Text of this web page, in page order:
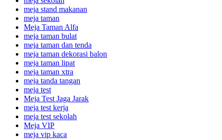
meja stand makanan
meja taman
Meja Taman Alfa
meja taman bulat
meja taman dan tenda
meja taman dekorasi balon
meja taman lipat
meja taman xtra
meja tanda tangan
meja test
Meja Test Jaga Jarak
meja test kerja
meja test sekolah
Meja VIP
meja vip kaca